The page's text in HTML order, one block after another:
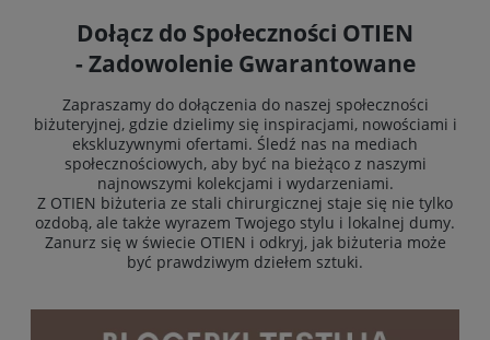
Dołącz do Społeczności OTIEN
- Zadowolenie Gwarantowane
Zapraszamy do dołączenia do naszej społeczności
biżuteryjnej, gdzie dzielimy się inspiracjami, nowościami i
ekskluzywnymi ofertami. Śledź nas na mediach
społecznościowych, aby być na bieżąco z naszymi
najnowszymi kolekcjami i wydarzeniami.
Z OTIEN biżuteria ze stali chirurgicznej staje się nie tylko
ozdobą, ale także wyrazem Twojego stylu i lokalnej dumy.
Zanurz się w świecie OTIEN i odkryj, jak biżuteria może
być prawdziwym dziełem sztuki.